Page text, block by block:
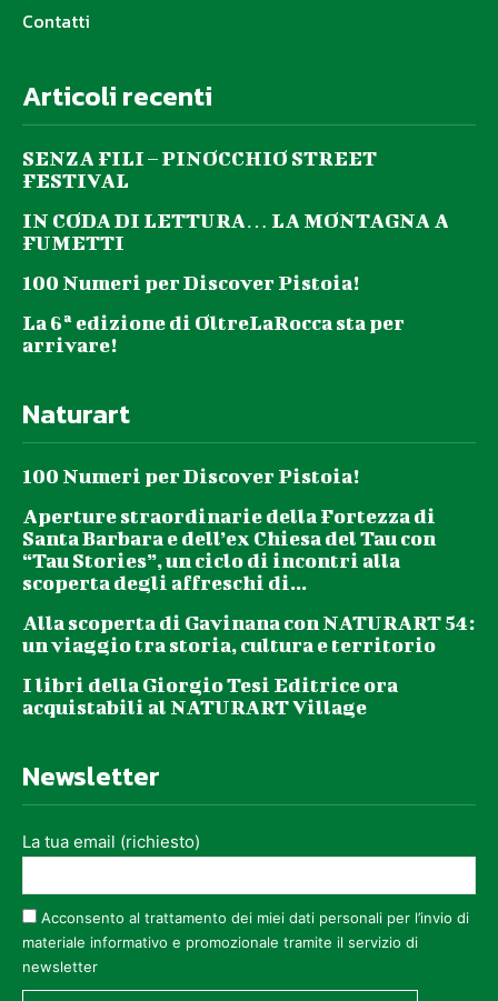
Contatti
Articoli recenti
SENZA FILI – PINOCCHIO STREET
FESTIVAL
IN CODA DI LETTURA… LA MONTAGNA A
FUMETTI
100 Numeri per Discover Pistoia!
La 6ª edizione di OltreLaRocca sta per
arrivare!
Naturart
100 Numeri per Discover Pistoia!
Aperture straordinarie della Fortezza di
Santa Barbara e dell’ex Chiesa del Tau con
“Tau Stories”, un ciclo di incontri alla
scoperta degli affreschi di...
Alla scoperta di Gavinana con NATURART 54:
un viaggio tra storia, cultura e territorio
I libri della Giorgio Tesi Editrice ora
acquistabili al NATURART Village
Newsletter
La tua email (richiesto)
Acconsento al trattamento dei miei dati personali per l’invio di
materiale informativo e promozionale tramite il servizio di
newsletter